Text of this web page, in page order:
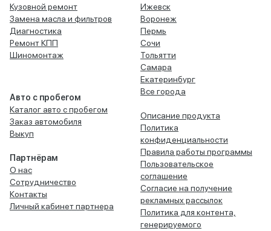
Кузовной ремонт
Замена масла и фильтров
Диагностика
Ремонт КПП
Шиномонтаж
Авто с пробегом
Каталог авто с пробегом
Заказ автомобиля
Выкуп
Партнёрам
О нас
Сотрудничество
Контакты
Личный кабинет партнера
Ижевск
Воронеж
Пермь
Сочи
Тольятти
Самара
Екатеринбург
Все города
Описание продукта
Политика
конфиденциальности
Правила работы программы
Пользовательское
соглашение
Согласие на получение
рекламных рассылок
Политика для контента,
генерируемого